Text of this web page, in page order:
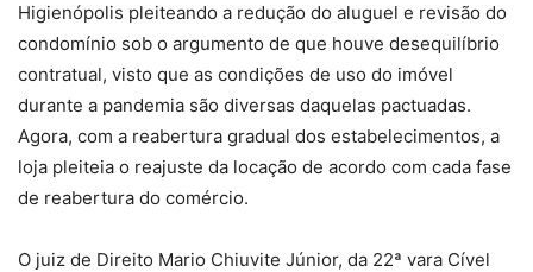
Higienópolis pleiteando a redução do aluguel e revisão do
condomínio sob o argumento de que houve desequilíbrio
contratual, visto que as condições de uso do imóvel
durante a pandemia são diversas daquelas pactuadas.
Agora, com a reabertura gradual dos estabelecimentos, a
loja pleiteia o reajuste da locação de acordo com cada fase
de reabertura do comércio.
O juiz de Direito Mario Chiuvite Júnior, da 22ª vara Cível